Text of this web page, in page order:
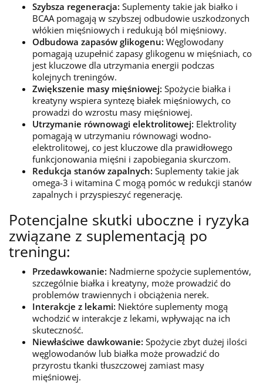
Szybsza regeneracja: Suplementy takie jak białko i
BCAA pomagają w szybszej odbudowie uszkodzonych
włókien mięśniowych i redukują ból mięśniowy.
Odbudowa zapasów glikogenu: Węglowodany
pomagają uzupełnić zapasy glikogenu w mięśniach, co
jest kluczowe dla utrzymania energii podczas
kolejnych treningów.
Zwiększenie masy mięśniowej: Spożycie białka i
kreatyny wspiera syntezę białek mięśniowych, co
prowadzi do wzrostu masy mięśniowej.
Utrzymanie równowagi elektrolitowej: Elektrolity
pomagają w utrzymaniu równowagi wodno-
elektrolitowej, co jest kluczowe dla prawidłowego
funkcjonowania mięśni i zapobiegania skurczom.
Redukcja stanów zapalnych: Suplementy takie jak
omega-3 i witamina C mogą pomóc w redukcji stanów
zapalnych i przyspieszyć regenerację.
Potencjalne skutki uboczne i ryzyka
związane z suplementacją po
treningu:
Przedawkowanie: Nadmierne spożycie suplementów,
szczególnie białka i kreatyny, może prowadzić do
problemów trawiennych i obciążenia nerek.
Interakcje z lekami: Niektóre suplementy mogą
wchodzić w interakcje z lekami, wpływając na ich
skuteczność.
Niewłaściwe dawkowanie: Spożycie zbyt dużej ilości
węglowodanów lub białka może prowadzić do
przyrostu tkanki tłuszczowej zamiast masy
mięśniowej.